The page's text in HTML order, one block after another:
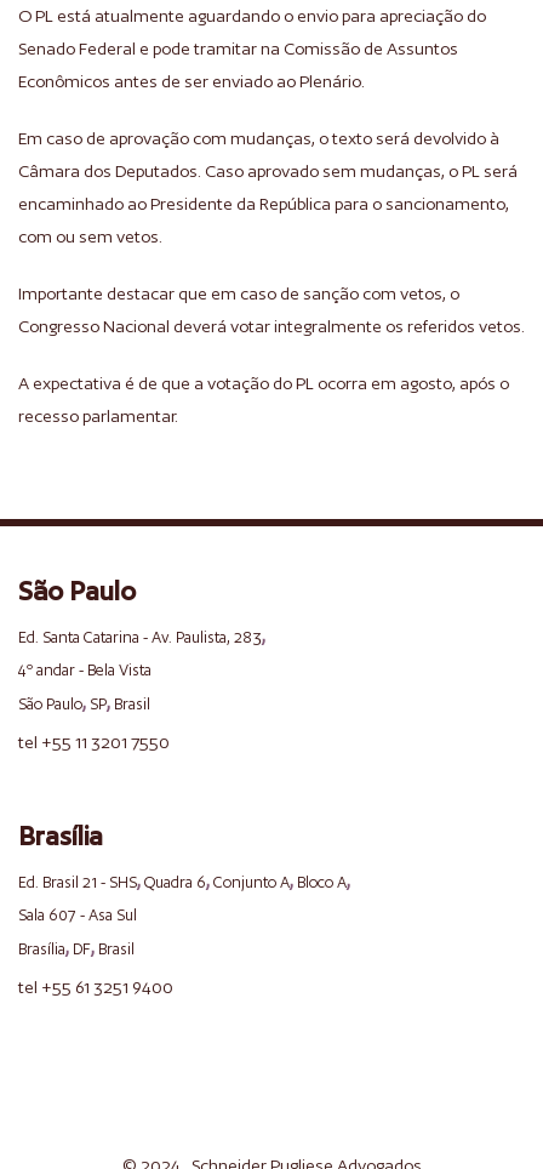
O PL está atualmente aguardando o envio para apreciação do
Senado Federal e pode tramitar na Comissão de Assuntos
Econômicos antes de ser enviado ao Plenário.
Em caso de aprovação com mudanças, o texto será devolvido à
Câmara dos Deputados. Caso aprovado sem mudanças, o PL será
encaminhado ao Presidente da República para o sancionamento,
com ou sem vetos.
Importante destacar que em caso de sanção com vetos, o
Congresso Nacional deverá votar integralmente os referidos vetos.
A expectativa é de que a votação do PL ocorra em agosto, após o
recesso parlamentar.
São Paulo
Ed. Santa Catarina - Av. Paulista, 283,
4º andar - Bela Vista
São Paulo, SP, Brasil
tel +55 11 3201 7550
Brasília
Ed. Brasil 21 - SHS, Quadra 6, Conjunto A, Bloco A,
Sala 607 - Asa Sul
Brasília, DF, Brasil
tel +55 61 3251 9400